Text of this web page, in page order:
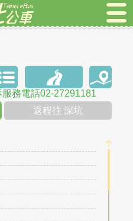
務電話02-27291181
返程往 深坑